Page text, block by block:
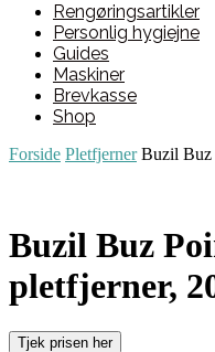
Rengøringsartikler
Personlig hygiejne
Guides
Maskiner
Brevkasse
Shop
Forside Pletfjerner Buzil Buz
Buzil Buz
pletfjerner,
Tjek prisen her